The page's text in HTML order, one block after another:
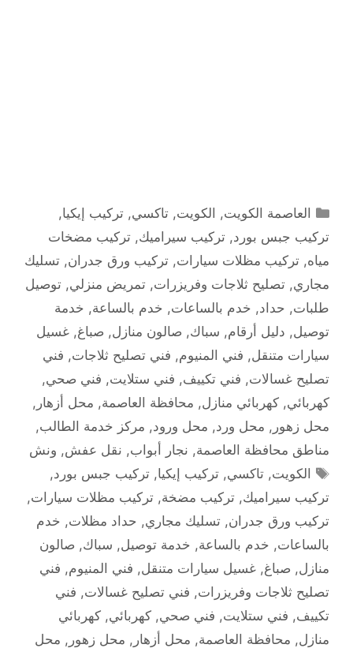
التصنيفات
العاصمة الكويت, الكويت,تاكسي,تركيب إيكيا,
تركيب جبس بورد, تركيب سيراميك, تركيب مضخات
مياه, تركيب مظلات سيارات, تركيب ورق جدران, تسليك
مجاري, تصليح ثلاجات وفريزرات, تمريض منزلي, توصيل
طلبات, حداد, خدم بالساعات, خدم بالساعة, خدمة
توصيل, دليل أرقام, سباك, صالون منازل, صباغ, غسيل
سيارات متنقل, فني المنيوم, فني تصليح ثلاجات, فني
تصليح غسالات, فني تكييف, فني ستلايت, فني صحي,
كهربائي, كهربائي منازل, محافظة العاصمة, محل أزهار ,
محل زهور , محل ورد, محل ورود, مركز خدمة الطالب,
مناطق محافظة العاصمة, نجار أبواب, نقل عفش, ونش
الوسوم
الكويت,تاكسي,تركيب إيكيا,تركيب جبس بورد,
تركيب سيراميك, تركيب مضخة, تركيب مظلات سيارات,
تركيب ورق جدران, تسليك مجاري, حداد مظلات, خدم
بالساعات, خدم بالساعة, خدمة توصيل, سباك, صالون
منازل, صباغ, غسيل سيارات متنقل, فني المنيوم, فني
تصليح ثلاجات وفريزرات, فني تصليح غسالات, فني
تكييف, فني ستلايت, فني صحي, كهربائي, كهربائي
منازل, محافظة العاصمة, محل أزهار , محل زهور , محل